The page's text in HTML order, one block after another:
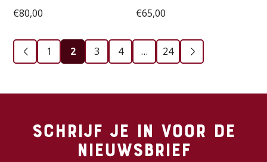
€80,00 €65,00
1 2 3 4 … 24
Schrijf je in voor de
nieuwsbrief